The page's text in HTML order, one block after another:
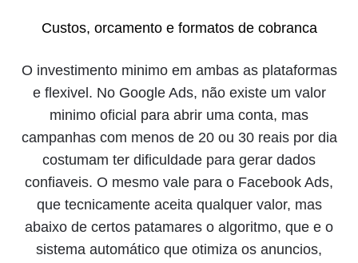
Custos, orcamento e formatos de cobranca
O investimento minimo em ambas as plataformas
e flexivel. No Google Ads, não existe um valor
minimo oficial para abrir uma conta, mas
campanhas com menos de 20 ou 30 reais por dia
costumam ter dificuldade para gerar dados
confiaveis. O mesmo vale para o Facebook Ads,
que tecnicamente aceita qualquer valor, mas
abaixo de certos patamares o algoritmo, que e o
sistema automático que otimiza os anuncios,